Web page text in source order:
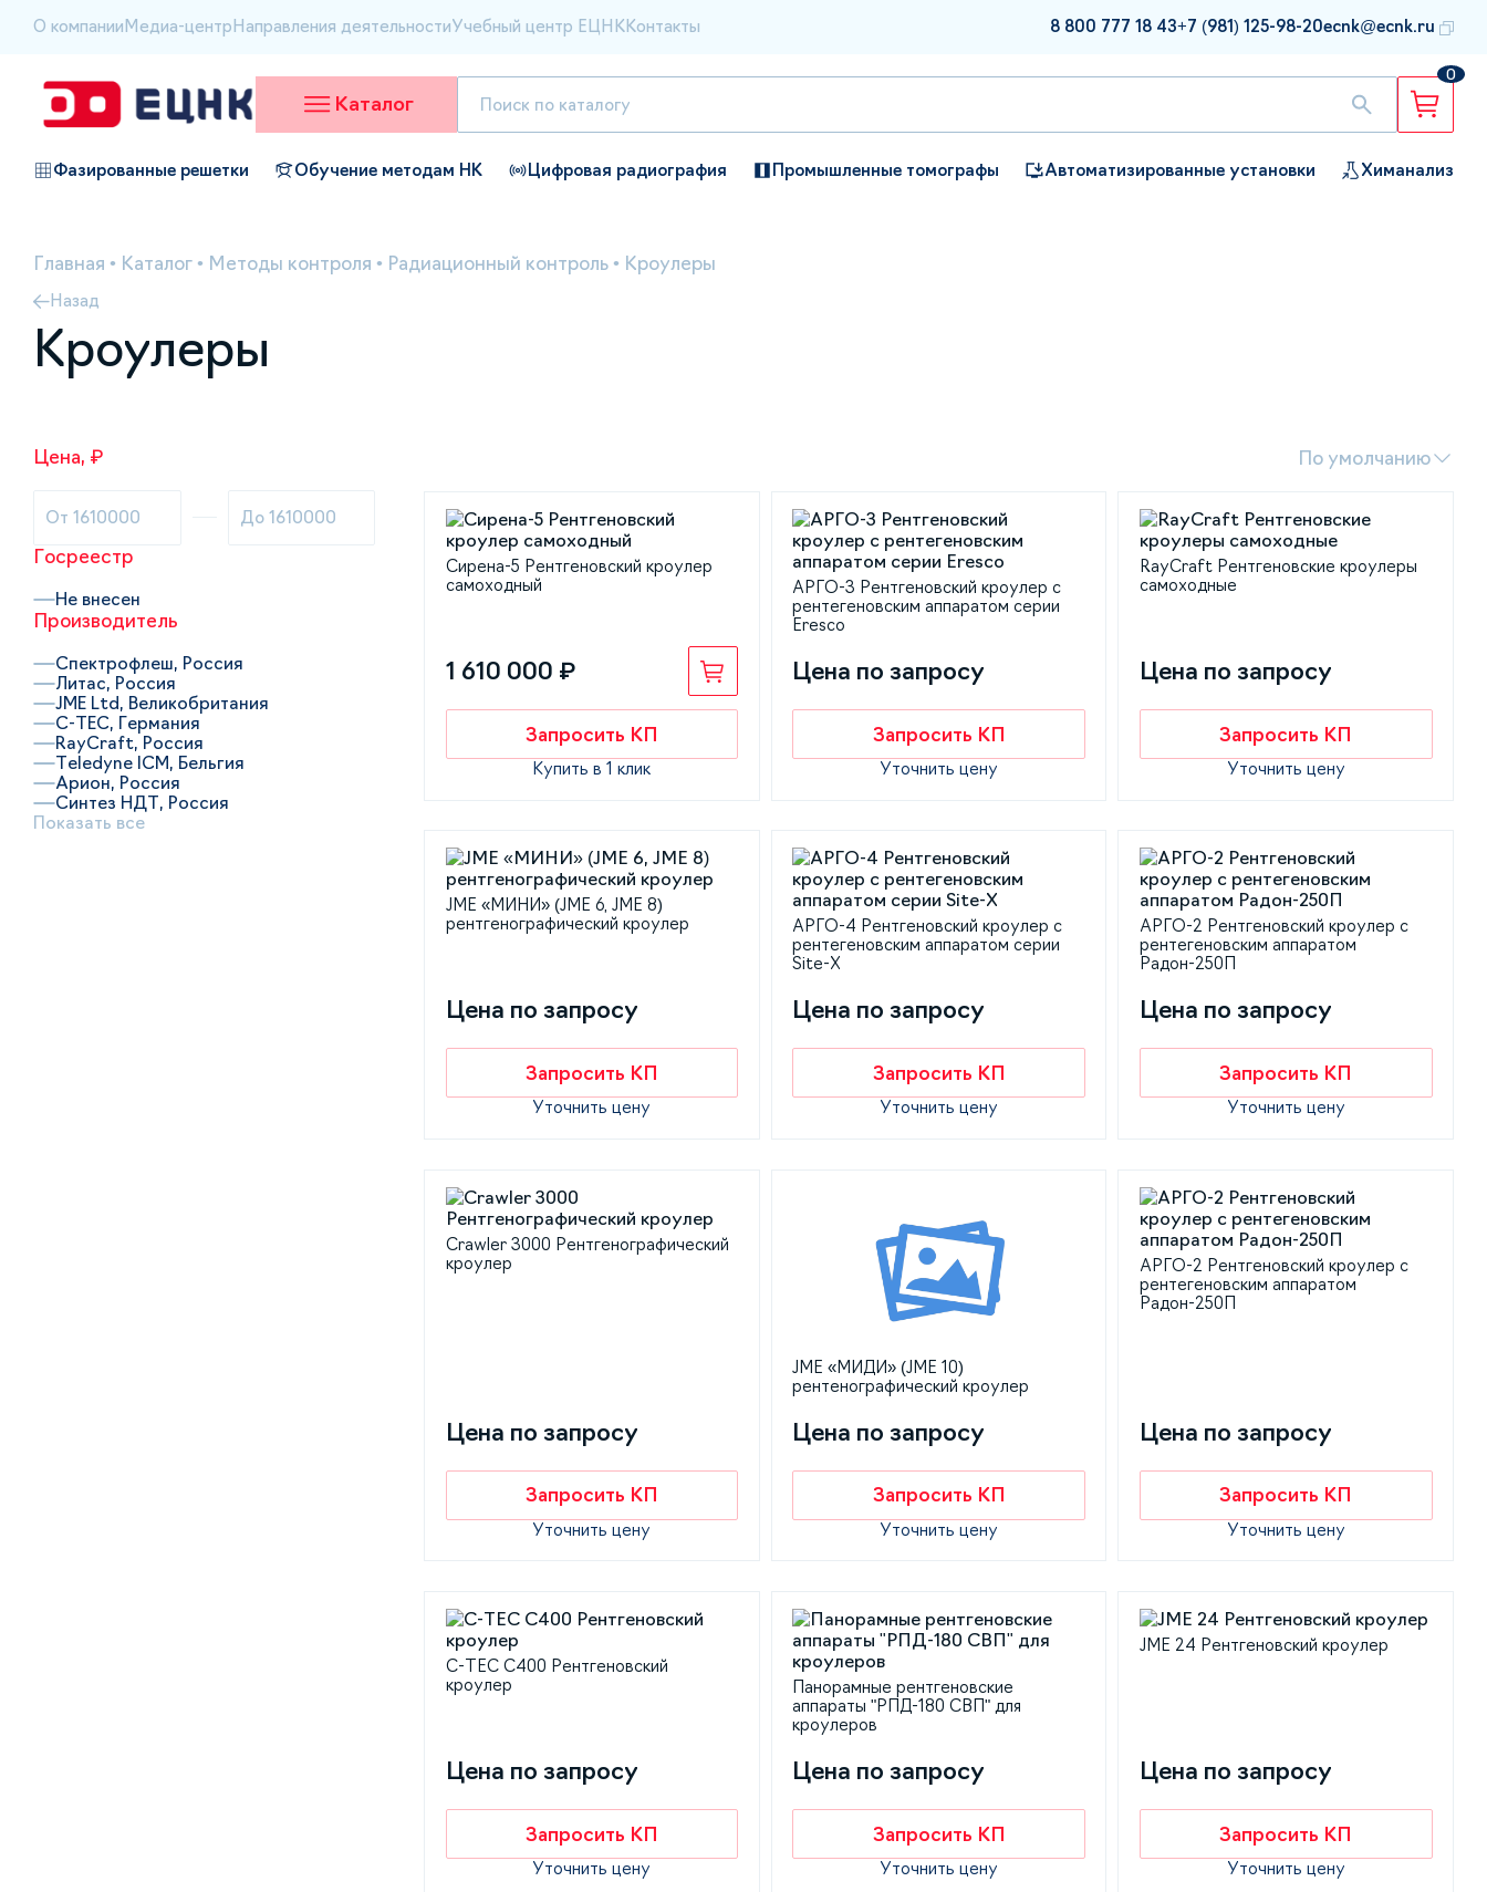
О компании Медиа-центр Направления деятельностиУчебный центр ЕЦНК Контакты 8 800 777 18 43+7 (981) 125-98-20ecnk@ecnk.ru
Каталог
0
Фазированные решетки Обучение методам НК Цифровая радиография Промышленные томографы Автоматизированные установки Химанализ
Главная • Каталог • Методы контроля • Радиационный контроль • Кроулеры
Назад
Кроулеры
Цена, ₽
Госреестр
Не внесен
Производитель
Спектрофлеш, Россия
Литас, Россия
JME Ltd, Великобритания
C-TEC, Германия
RayCraft, Россия
Teledyne ICM, Бельгия
Арион, Россия
Синтез НДТ, Россия
Показать все
По умолчанию
Сирена-5 Рентгеновский кроулер
самоходный
1 610 000 ₽
Запросить КП
Купить в 1 клик
АРГО-3 Рентгеновский кроулер с
рентегеновским аппаратом серии
Eresco
Цена по запросу
Запросить КП
Уточнить цену
RayCraft Рентгеновские кроулеры
самоходные
Цена по запросу
Запросить КП
Уточнить цену
JME «МИНИ» (JME 6, JME 8)
рентгенографический кроулер
Цена по запросу
Запросить КП
Уточнить цену
АРГО-4 Рентгеновский кроулер с
рентегеновским аппаратом серии
Site-X
Цена по запросу
Запросить КП
Уточнить цену
АРГО-2 Рентгеновский кроулер с
рентегеновским аппаратом
Радон-250П
Цена по запросу
Запросить КП
Уточнить цену
Crawler 3000 Рентгенографический
кроулер
Цена по запросу
Запросить КП
Уточнить цену
JME «МИДИ» (JME 10)
рентенографический кроулер
Цена по запросу
Запросить КП
Уточнить цену
АРГО-2 Рентгеновский кроулер с
рентегеновским аппаратом
Радон-250П
Цена по запросу
Запросить КП
Уточнить цену
C-TEC C400 Рентгеновский
кроулер
Цена по запросу
Запросить КП
Уточнить цену
Панорамные рентгеновские
аппараты "РПД-180 СВП" для
кроулеров
Цена по запросу
Запросить КП
Уточнить цену
JME 24 Рентгеновский кроулер
Цена по запросу
Запросить КП
Уточнить цену